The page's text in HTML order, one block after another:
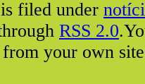
filed under
RSS 2.0
from your own